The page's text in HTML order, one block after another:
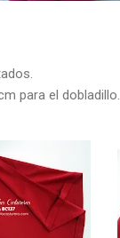
para el dobladillo.